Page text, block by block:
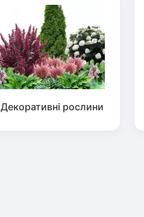
Декоративні рослини